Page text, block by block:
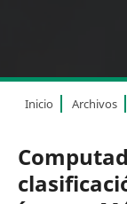
Inicio Archivos